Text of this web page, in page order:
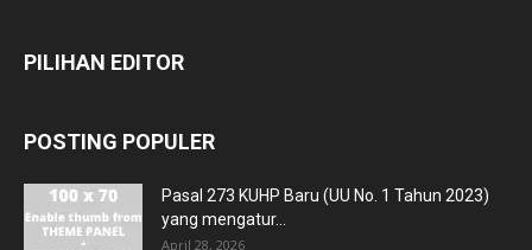
PILIHAN EDITOR
POSTING POPULER
Pasal 273 KUHP Baru (UU No. 1 Tahun 2023)
yang mengatur...
April 28, 2026